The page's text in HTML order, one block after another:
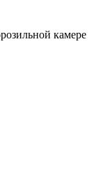
камере